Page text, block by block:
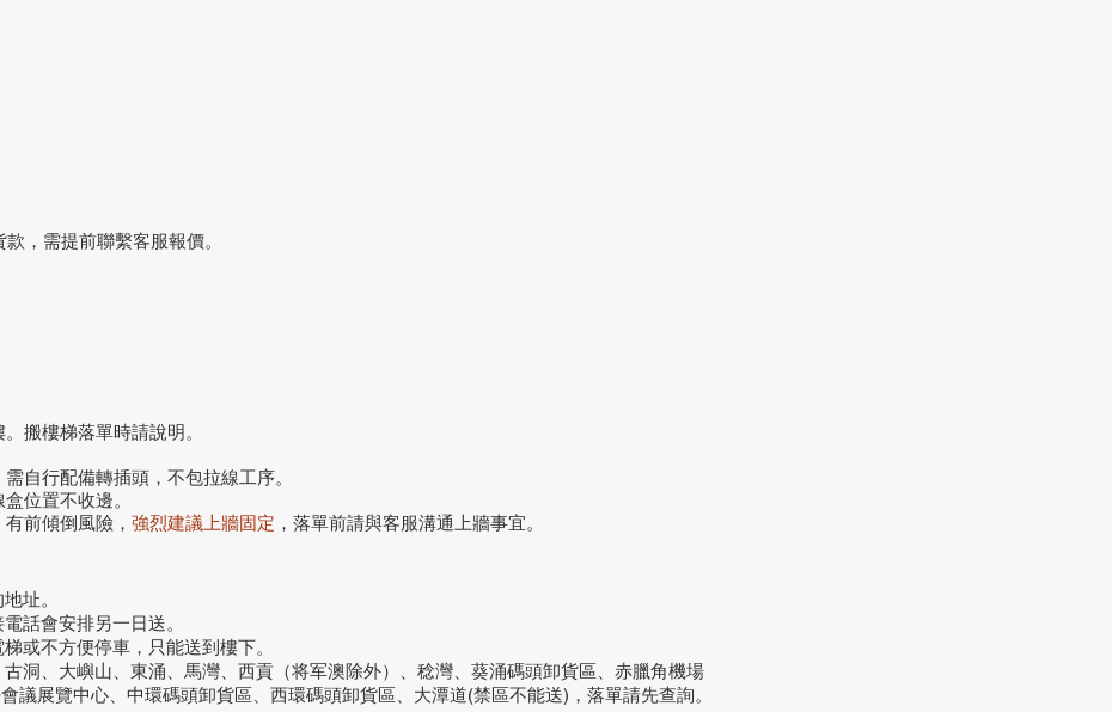
，需提前聯繫客服報價。
搬樓梯落單時請說明。
自行配備轉插頭，不包拉線工序。
位置不收邊。
前傾倒風險， 強烈建議上牆固定 ，落單前請與客服溝通上牆事宜。
址。
話會安排另一日送。
或不方便停車，只能送到樓下。
洞、大嶼山、東涌、馬灣、西貢（将军澳除外）、稔灣、葵涌碼頭卸貨區、赤臘角機場
議展覽中心、中環碼頭卸貨區、西環碼頭卸貨區、大潭道(禁區不能送)，落單請先查詢。